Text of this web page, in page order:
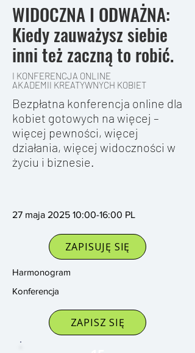
WIDOCZNA I ODWAŻNA:
Kiedy zauważysz siebie
inni też zaczną to robić.
I KONFERENCJA ONLINE
AKADEMII KREATYWNYCH KOBIET
Bezpłatna konferencja online dla
kobiet gotowych na więcej –
więcej pewności, więcej
działania, więcej widoczności w
życiu i biznesie.
27 maja 2025 10:00-16:00 PL
ZAPISUJĘ SIĘ
Harmonogram
Konferencja
ZAPISZ SIĘ